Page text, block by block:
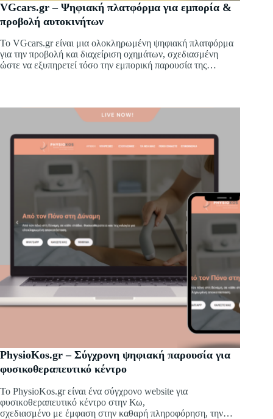
VGcars.gr – Ψηφιακή πλατφόρμα για εμπορία &
προβολή αυτοκινήτων
Το VGcars.gr είναι μια ολοκληρωμένη ψηφιακή πλατφόρμα
για την προβολή και διαχείριση οχημάτων, σχεδιασμένη
ώστε να εξυπηρετεί τόσο την εμπορική παρουσία της
PhysioKos.gr – Σύγχρονη ψηφιακή παρουσία για
φυσικοθεραπευτικό κέντρο
Το PhysioKos.gr είναι ένα σύγχρονο website για
φυσικοθεραπευτικό κέντρο στην Κω,
σχεδιασμένο με έμφαση στην καθαρή πληροφόρηση, την